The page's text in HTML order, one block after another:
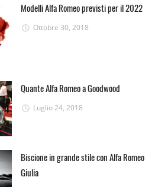
Modelli Alfa Romeo previsti per il 2022
Ottobre 30, 2018
Quante Alfa Romeo a Goodwood
Luglio 24, 2018
Biscione in grande stile con Alfa Romeo
Giulia